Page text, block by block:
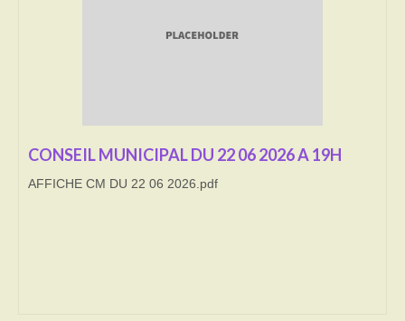
Correspondants de presse
LE BRULAGE DES VEGETAUX
CONSEIL MUNICIPAL DU 22 06 2026 A 19H
AFFICHE CM DU 22 06 2026.pdf